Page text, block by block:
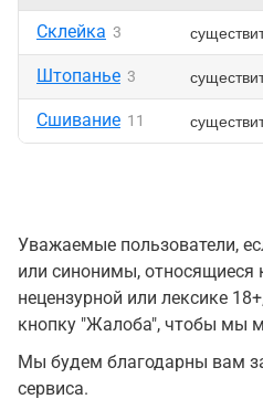
Склейка 3
Штопанье 3
Сшивание 11
Уважаемые пользователи,
или синонимы, относящиеся
нецензурной или лексике
кнопку "Жалоба", чтобы мы
Мы будем благодарны вам
сервиса.